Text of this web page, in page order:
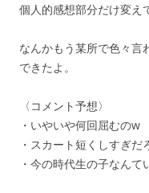
個人的感想部分だけ変え
なんかもう某所で色々言
できたよ。
〈コメント予想〉
・いやいや何回屈むのw
・スカート短くしすぎだ
・今の時代生の子なんて